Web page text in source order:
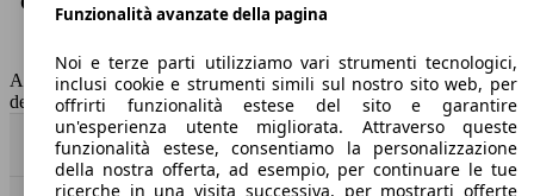
Capacità del serbatoio
62 l
AutoScout24 non si assume alcuna responsabilità per la correttezza
dei dati.
Torna su
Funzionalità avanzate della pagina
Noi e terze parti utilizziamo vari strumenti tecnologici,
inclusi cookie e strumenti simili sul nostro sito web, per
offrirti funzionalità estese del sito e garantire
un'esperienza utente migliorata. Attraverso queste
funzionalità estese, consentiamo la personalizzazione
della nostra offerta, ad esempio, per continuare le tue
ricerche in una visita successiva, per mostrarti offerte